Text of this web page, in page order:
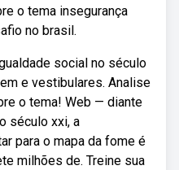
o tema insegurança
no brasil.
social no século
e vestibulares. Analise
o tema! Web — diante
século xxi, a
para o mapa da fome é
milhões de. Treine sua